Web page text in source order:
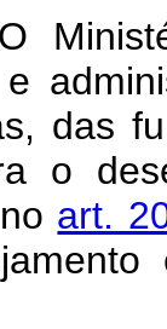
das
o
art.